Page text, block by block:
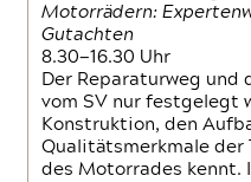
Motorrädern:
Gutachten
8.30—16.30 Uhr
Der Reparaturweg und
vom SV nur festgelegt
Konstruktion, den
Qualitätsmerkmale der
des Motorrades kennt.